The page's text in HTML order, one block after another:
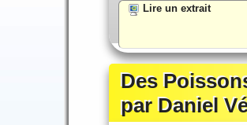
Lire un extrait
Des
par Daniel